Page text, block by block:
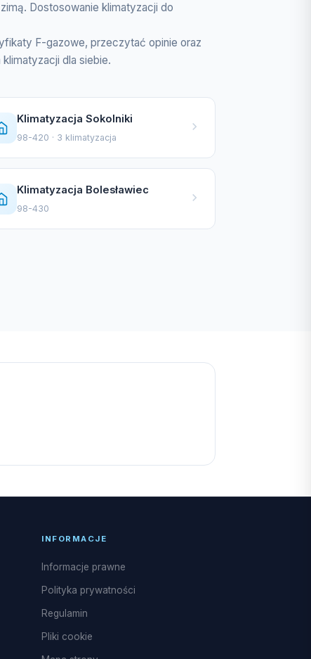
Dostosowanie klimatyzacji do
F-gazowe, przeczytać opinie oraz
dla siebie.
Klimatyzacja Sokolniki
98-420 · 3 klimatyzacja
Klimatyzacja Bolesławiec
98-430
INFORMACJE
Informacje prawne
Polityka prywatności
Regulamin
Pliki cookie